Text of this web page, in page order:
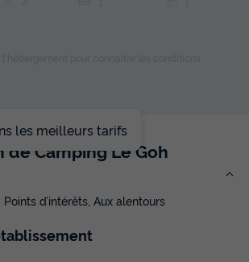
au19/09/2026
nuits
352 €
Voir les disponibilités
les meilleurs tarifs
de Camping Le Goh
d’intérêts, Aux alentours